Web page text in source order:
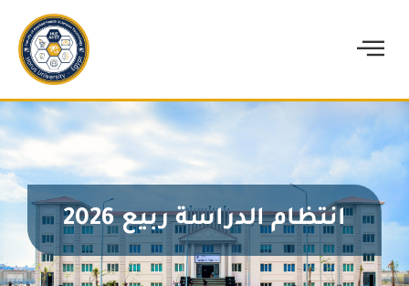
انتظام الدراسة ربيع 2026